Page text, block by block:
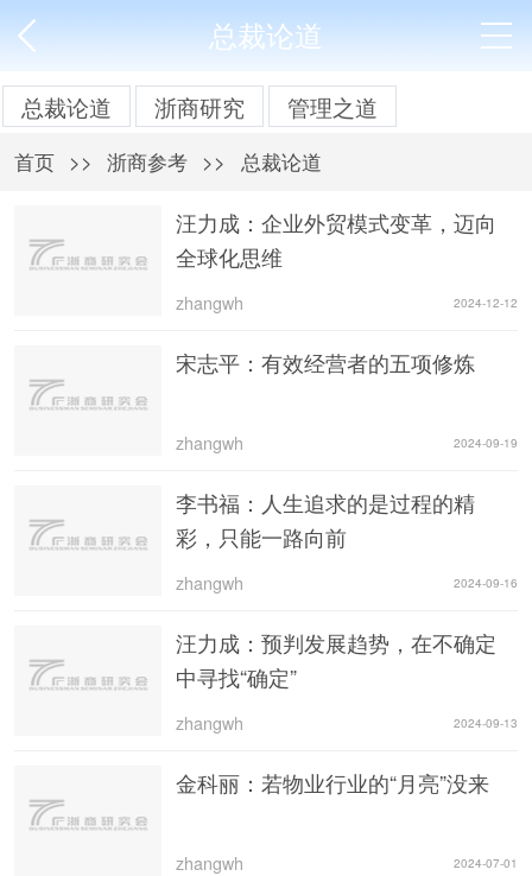
总裁论道
总裁论道 浙商研究 管理之道
首页 >> 浙商参考 >> 总裁论道
汪力成：企业外贸模式变革，迈向
全球化思维
zhangwh 2024-12-12
宋志平：有效经营者的五项修炼
zhangwh 2024-09-19
李书福：人生追求的是过程的精
彩，只能一路向前
zhangwh 2024-09-16
汪力成：预判发展趋势，在不确定
中寻找“确定”
zhangwh 2024-09-13
金科丽：若物业行业的“月亮”没来
zhangwh 2024-07-01